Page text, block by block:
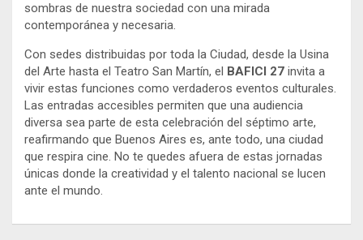
sombras de nuestra sociedad con una mirada
contemporánea y necesaria.
Con sedes distribuidas por toda la Ciudad, desde la Usina
del Arte hasta el Teatro San Martín, el
BAFICI 27 invita a
vivir estas funciones como verdaderos eventos culturales.
Las entradas accesibles permiten que una audiencia
diversa sea parte de esta celebración del séptimo arte,
reafirmando que Buenos Aires es, ante todo, una ciudad
que respira cine. No te quedes afuera de estas jornadas
únicas donde la creatividad y el talento nacional se lucen
ante el mundo.